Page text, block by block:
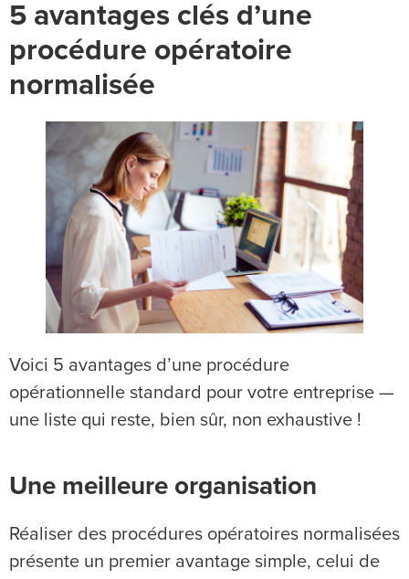
5 avantages clés d’une
procédure opératoire
normalisée
Voici 5 avantages d’une procédure
opérationnelle standard pour votre entreprise —
une liste qui reste, bien sûr, non exhaustive !
Une meilleure organisation
Réaliser des procédures opératoires normalisées
présente un premier avantage simple, celui de